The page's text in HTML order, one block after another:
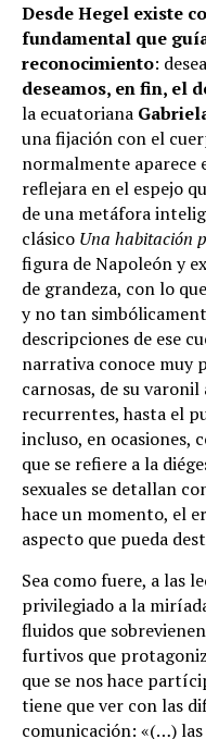
Desde Hegel existe
fundamental que
reconocimiento:
deseamos, en fin, el
la ecuatoriana
una fijación con el
normalmente aparece
reflejara en el espejo
de una metáfora
clásico Una habitación
figura de Napoleón y
de grandeza, con lo
y no tan
descripciones de ese
narrativa conoce muy
carnosas, de su
recurrentes, hasta el
incluso, en ocasiones,
que se refiere a la
sexuales se detallan
hace un momento, el
aspecto que pueda
Sea como fuere, a las
privilegiado a la
fluidos que
furtivos que
que se nos hace
tiene que ver con las
comunicación: «(…)